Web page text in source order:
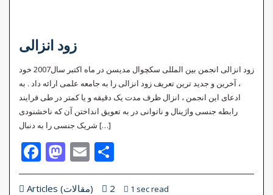
زود انزالی
زود انزالی انجمن بین المللی سکچوال مدیسن در ماه اکتبر سال2007 خود
، آخرین و جدید ترین تعریف زود انزالی را به جامعه علمی ارائه داد . به
ادعای این انجمن ، انزال ظرف مدت یک دقیقه و یا کمتر در طی فرایند
رابطه جنسی واژینال و ناتوانی در به تعویق انداختن آن که ناخشنودی
شریک جنسی را به دنبال […]
Facebook
Mastodon
Email
Articles (مقالات) 2 1 sec read